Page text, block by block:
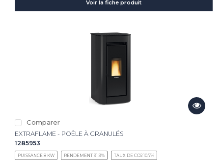
Voir la fiche produit
Comparer
EXTRAFLAME - POÊLE À GRANULÉS
1285953
PUISSANCE 8 KW RENDEMENT 91.9% TAUX DE CO2 10.7%